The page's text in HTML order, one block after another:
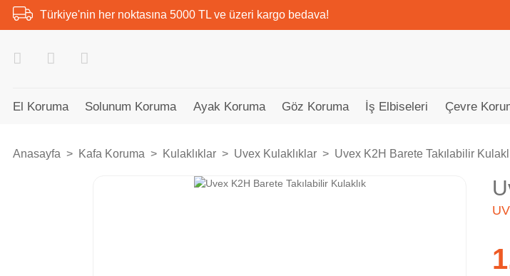
Türkiye'nin her noktasına 5000 TL ve üzeri kargo bedava!
El Koruma Solunum Koruma Ayak Koruma Göz Koruma İş Elbiseleri Çevre
Anasayfa Kafa Koruma Kulaklıklar Uvex Kulaklıklar Uvex K2H Barete Takılabilir